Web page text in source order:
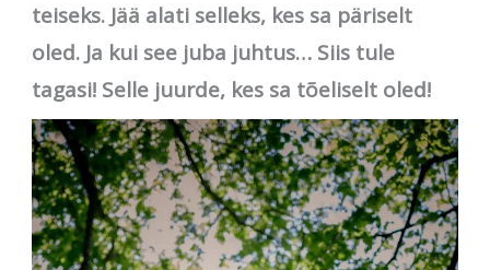
teiseks. Jää alati selleks, kes sa päriselt
oled. Ja kui see juba juhtus… Siis tule
tagasi! Selle juurde, kes sa tõeliselt oled!